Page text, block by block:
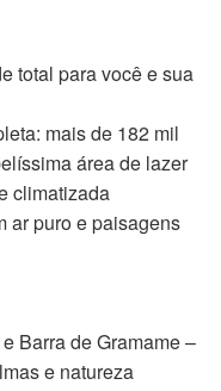
total para você e sua
mais de 182 mil
área de lazer
climatizada
ar puro e paisagens
Barra de Gramame –
e natureza